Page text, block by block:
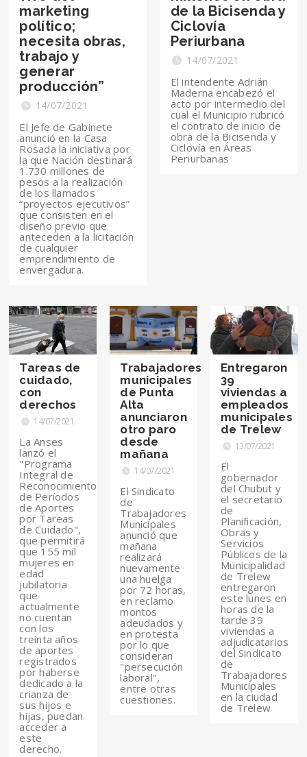
marketing
político;
necesita obras,
trabajo y
generar
producción”
14/07/2021
El Jefe de Gabinete
anunció en la Casa
Rosada la iniciativa por
la que Nación destinará
1.730 millones de
pesos a la realización
de los llamados
“proyectos ejecutivos”
que consisten en el
diseño previo que
anteceden a la licitación
de cualquier
emprendimiento de
envergadura.
de la Bicisenda y
Ciclovía
Periurbana
14/07/2021
El intendente Adrián
Maderna encabezó el
acto por intermedio del
cual el Municipio rubricó
el contrato de inicio de
obra de la Bicisenda y
Ciclovía en Áreas
Periurbanas
Tareas de
cuidado,
con
derechos
14/07/2021
La Anses
lanzó el
"Programa
Integral de
Reconocimiento
de Períodos
de Aportes
por Tareas
de Cuidado",
que permitirá
que 155 mil
mujeres en
edad
jubilatoria
que
actualmente
no cuentan
con los
treinta años
de aportes
registrados
por haberse
dedicado a la
crianza de
sus hijos e
hijas, puedan
acceder a
este
derecho.
Trabajadores
municipales
de Punta
Alta
anunciaron
otro paro
desde
mañana
14/07/2021
El Sindicato
de
Trabajadores
Municipales
anunció que
mañana
realizará
nuevamente
una huelga
por 72 horas,
en reclamo
montos
adeudados y
en protesta
por lo que
consideran
"persecución
laboral",
entre otras
cuestiones.
Entregaron
39
viviendas a
empleados
municipales
de Trelew
13/07/2021
El
gobernador
del Chubut y
el secretario
de
Planificación,
Obras y
Servicios
Públicos de la
Municipalidad
de Trelew
entregaron
este lunes en
horas de la
tarde 39
viviendas a
adjudicatarios
del Sindicato
de
Trabajadores
Municipales
en la ciudad
de Trelew